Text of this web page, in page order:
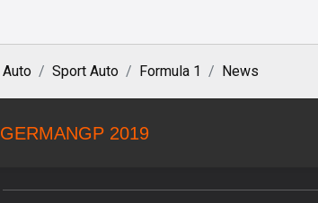
Auto Sport Auto Formula 1 News
GERMANGP 2019